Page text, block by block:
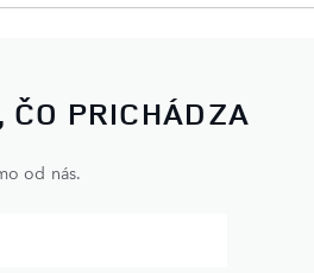
ČO PRICHÁDZA
od nás.